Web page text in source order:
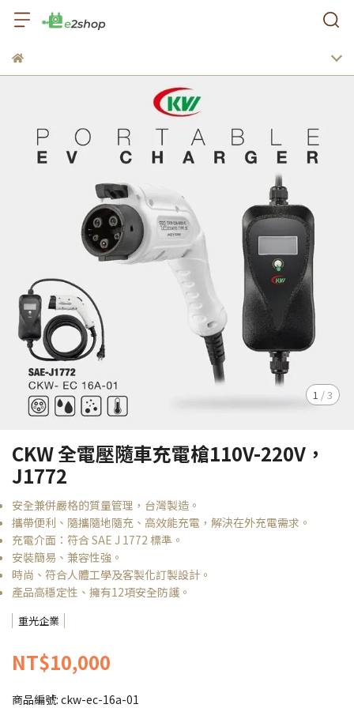
1 /3
CKW 全電壓隨車充電槍110V-220V，
J1772
安全兼併嚴格的質量管理，台灣製造。
攜帶便利、隨攜隨地隨充、高效能充電，解決在外充電需求。
充電介面：符合 SAE J 1772 標準。
安裝簡易、兼容性強。
時尚、符合人體工學及客製化訂製設計。
產品高穩定性、擁有12項安全防護。
重光企業
NT$10,000
商品編號: ckw-ec-16a-01